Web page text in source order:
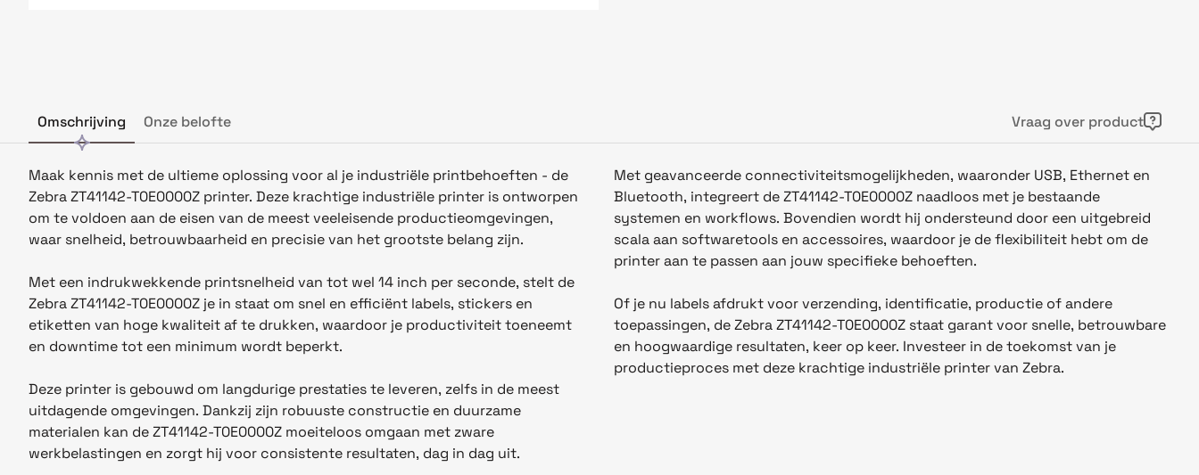
Omschrijving Onze belofte Vraag over product
Maak kennis met de ultieme oplossing voor al je industriële printbehoeften - de
Zebra ZT41142-T0E0000Z printer. Deze krachtige industriële printer is ontworpen
om te voldoen aan de eisen van de meest veeleisende productieomgevingen,
waar snelheid, betrouwbaarheid en precisie van het grootste belang zijn.
Met een indrukwekkende printsnelheid van tot wel 14 inch per seconde, stelt de
Zebra ZT41142-T0E0000Z je in staat om snel en efficiënt labels, stickers en
etiketten van hoge kwaliteit af te drukken, waardoor je productiviteit toeneemt
en downtime tot een minimum wordt beperkt.
Deze printer is gebouwd om langdurige prestaties te leveren, zelfs in de meest
uitdagende omgevingen. Dankzij zijn robuuste constructie en duurzame
materialen kan de ZT41142-T0E0000Z moeiteloos omgaan met zware
werkbelastingen en zorgt hij voor consistente resultaten, dag in dag uit.
Met geavanceerde connectiviteitsmogelijkheden, waaronder USB, Ethernet en
Bluetooth, integreert de ZT41142-T0E0000Z naadloos met je bestaande
systemen en workflows. Bovendien wordt hij ondersteund door een uitgebreid
scala aan softwaretools en accessoires, waardoor je de flexibiliteit hebt om de
printer aan te passen aan jouw specifieke behoeften.
Of je nu labels afdrukt voor verzending, identificatie, productie of andere
toepassingen, de Zebra ZT41142-T0E0000Z staat garant voor snelle, betrouwbare
en hoogwaardige resultaten, keer op keer. Investeer in de toekomst van je
productieproces met deze krachtige industriële printer van Zebra.